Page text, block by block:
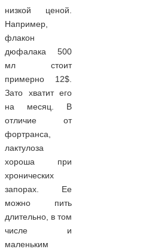
низкой ценой.
Например,
флакон
дюфалака 500
мл стоит
примерно 12$.
Зато хватит его
на месяц. В
отличие от
фортранса,
лактулоза
хороша при
хронических
запорах. Ее
можно пить
длительно, в том
числе и
маленьким